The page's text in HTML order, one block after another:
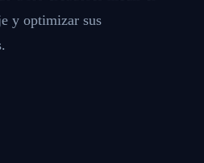
y optimizar sus